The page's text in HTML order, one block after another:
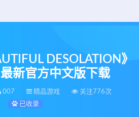
DESOLATION》
新官方中文版下载
007 精品游戏
关注776次
已收录